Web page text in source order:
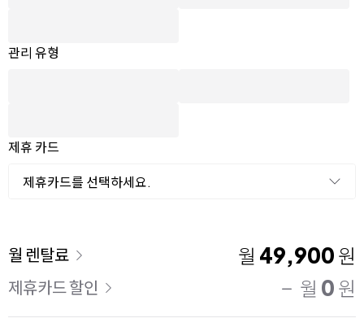
관리 유형
제휴 카드
제휴카드를 선택하세요.
이용 요금
월 렌탈료 월 49,900 원
제휴카드 할인 월 0 원